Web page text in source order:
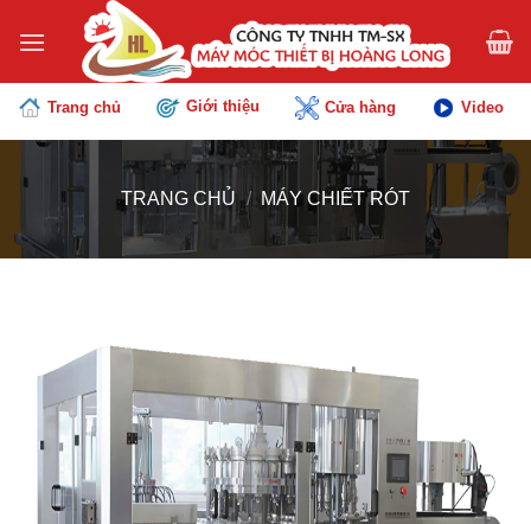
đến
dung Trang chủ Giới thiệu Cửa hàng Video
TRANG CHỦ / MÁY CHIẾT RÓT